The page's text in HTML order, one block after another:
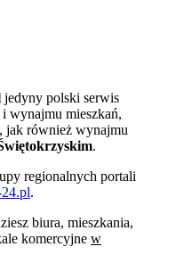
jedyny polski serwis
wynajmu mieszkań,
jak również wynajmu
.
regionalnych portali
.
biura, mieszkania,
komercyjne w